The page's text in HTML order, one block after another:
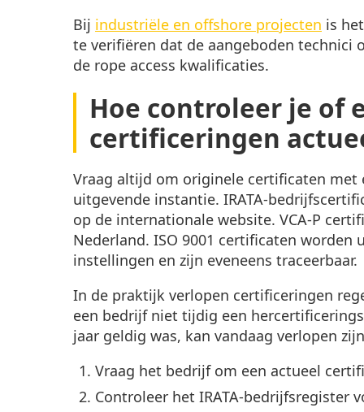
Bij industriële en offshore projecten is
te verifiëren dat de aangeboden technici
de rope access kwalificaties.
Hoe controleer je of
certificeringen
Vraag altijd om originele certificaten
uitgevende instantie. IRATA-
op de internationale website. VCA-P
Nederland. ISO 9001 certificaten
instellingen en zijn eveneens traceerbaar.
In de praktijk verlopen certificeringen
een bedrijf niet tijdig een
jaar geldig was, kan vandaag verlopen
Vraag het bedrijf om een actueel
Controleer het IRATA-bedrijfsregister